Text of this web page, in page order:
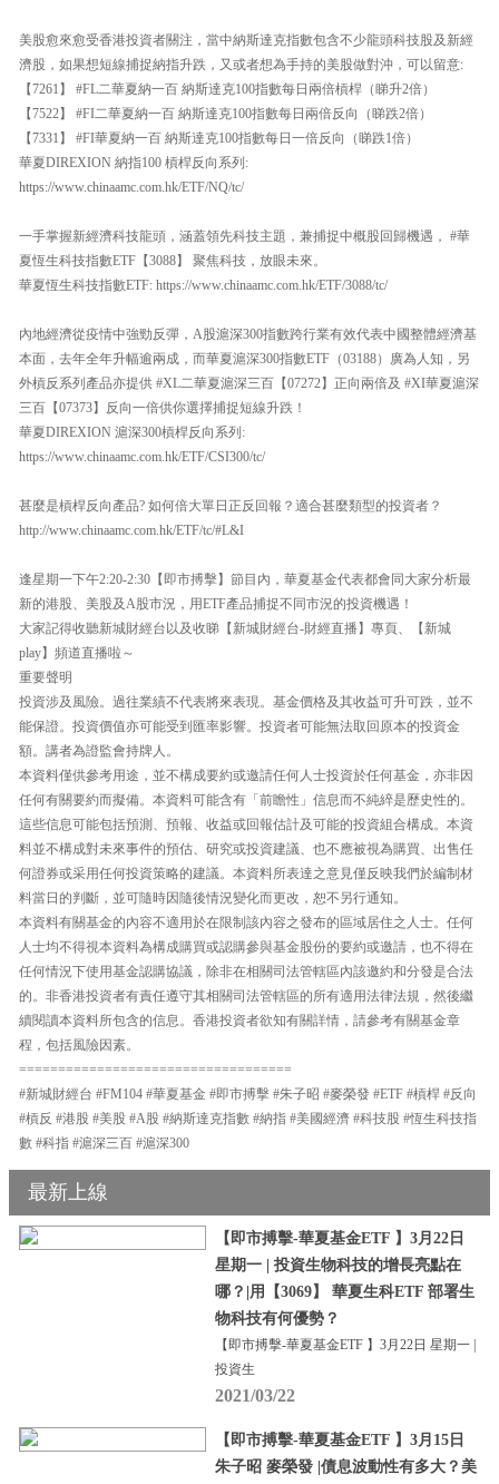
美股愈來愈受香港投資者關注，當中納斯達克指數包含不少龍頭科技股及新經
濟股，如果想短線捕捉納指升跌，又或者想為手持的美股做對沖，可以留意:
【7261】 #FL二華夏納一百 納斯達克100指數每日兩倍槓桿（睇升2倍）
【7522】 #FI二華夏納一百 納斯達克100指數每日兩倍反向（睇跌2倍）
【7331】 #FI華夏納一百 納斯達克100指數每日一倍反向（睇跌1倍）
華夏DIREXION 納指100 槓桿反向系列:
https://www.chinaamc.com.hk/ETF/NQ/tc/
一手掌握新經濟科技龍頭，涵蓋領先科技主題，兼捕捉中概股回歸機遇， #華
夏恆生科技指數ETF【3088】 聚焦科技，放眼未來。
華夏恆生科技指數ETF: https://www.chinaamc.com.hk/ETF/3088/tc/
內地經濟從疫情中強勁反彈，A股滬深300指數跨行業有效代表中國整體經濟基
本面，去年全年升幅逾兩成，而華夏滬深300指數ETF（03188）廣為人知，另
外槓反系列產品亦提供 #XL二華夏滬深三百【07272】正向兩倍及 #XI華夏滬深
三百【07373】反向一倍供你選擇捕捉短線升跌！
華夏DIREXION 滬深300槓桿反向系列:
https://www.chinaamc.com.hk/ETF/CSI300/tc/
甚麼是槓桿反向產品? 如何倍大單日正反回報？適合甚麼類型的投資者？
http://www.chinaamc.com.hk/ETF/tc/#L&I
逢星期一下午2:20-2:30【即市搏擊】節目內，華夏基金代表都會同大家分析最
新的港股、美股及A股市況，用ETF產品捕捉不同市況的投資機遇！
大家記得收聽新城財經台以及收睇【新城財經台-財經直播】專頁、【新城
play】頻道直播啦～
重要聲明
投資涉及風險。過往業績不代表將來表現。基金價格及其收益可升可跌，並不
能保證。投資價值亦可能受到匯率影響。投資者可能無法取回原本的投資金
額。講者為證監會持牌人。
本資料僅供參考用途，並不構成要約或邀請任何人士投資於任何基金，亦非因
任何有關要約而擬備。本資料可能含有「前瞻性」信息而不純綷是歷史性的。
這些信息可能包括預測、預報、收益或回報估計及可能的投資組合構成。本資
料並不構成對未來事件的預估、研究或投資建議、也不應被視為購買、出售任
何證券或采用任何投資策略的建議。本資料所表達之意見僅反映我們於編制材
料當日的判斷，並可隨時因隨後情況變化而更改，恕不另行通知。
本資料有關基金的內容不適用於在限制該內容之發布的區域居住之人士。任何
人士均不得視本資料為構成購買或認購參與基金股份的要約或邀請，也不得在
任何情況下使用基金認購協議，除非在相關司法管轄區內該邀約和分發是合法
的。非香港投資者有責任遵守其相關司法管轄區的所有適用法律法規，然後繼
續閱讀本資料所包含的信息。香港投資者欲知有關詳情，請參考有關基金章
程，包括風險因素。
===================================
#新城財經台 #FM104 #華夏基金 #即市搏擊 #朱子昭 #麥榮發 #ETF #槓桿 #反向
#槓反 #港股 #美股 #A股 #納斯達克指數 #納指 #美國經濟 #科技股 #恆生科技指
數 #科指 #滬深三百 #滬深300
最新上線
【即市搏擊-華夏基金ETF 】3月22日
星期一 | 投資生物科技的增長亮點在
哪？|用【3069】 華夏生科ETF 部署生
物科技有何優勢？
【即市搏擊-華夏基金ETF 】3月22日 星期一 |
投資生
2021/03/22
【即市搏擊-華夏基金ETF 】3月15日
朱子昭 麥榮發 |債息波動性有多大？美